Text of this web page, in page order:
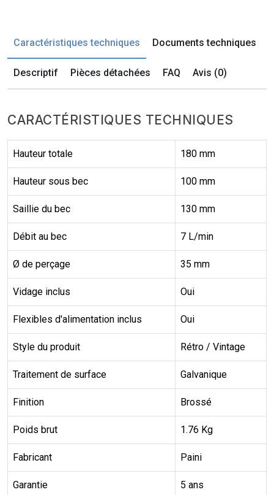
Caractéristiques techniques Documents techniques
Descriptif Pièces détachées FAQ Avis (0)
CARACTÉRISTIQUES TECHNIQUES
Hauteur totale 180 mm
Hauteur sous bec 100 mm
Saillie du bec 130 mm
Débit au bec 7 L/min
Ø de perçage 35 mm
Vidage inclus Oui
Flexibles d'alimentation inclus Oui
Style du produit Rétro / Vintage
Traitement de surface Galvanique
Finition Brossé
Poids brut 1.76 Kg
Fabricant Paini
Garantie 5 ans